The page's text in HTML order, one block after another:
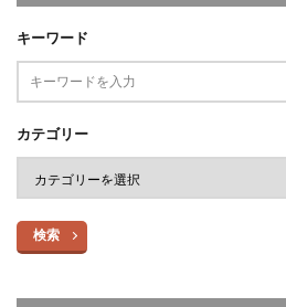
キーワード
カテゴリー
検索